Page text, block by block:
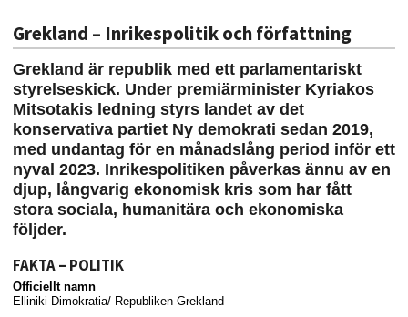
Grekland – Inrikespolitik och författning
Grekland är republik med ett parlamentariskt
styrelseskick. Under premiärminister Kyriakos
Mitsotakis ledning styrs landet av det
konservativa partiet Ny demokrati sedan 2019,
med undantag för en månadslång period inför ett
nyval 2023. Inrikespolitiken påverkas ännu av en
djup, långvarig ekonomisk kris som har fått
stora sociala, humanitära och ekonomiska
följder.
FAKTA – POLITIK
Officiellt namn
Elliniki Dimokratia/ Republiken Grekland